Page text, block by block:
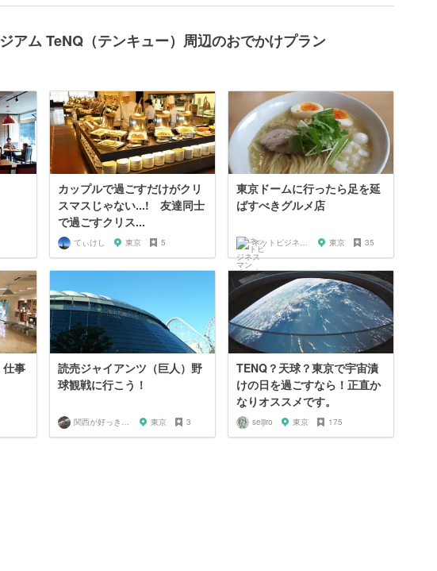
アム TeNQ（テンキュー）周辺のおでかけプラン
カップルで過ごすだけがクリ
スマスじゃない...! 友達同士
で過ごすクリス...
てぃけし 東京 5
東京ドームに行ったら足を延
ばすべきグルメ店
ネットビジネスマン shinobu 東京 35
仕事
読売ジャイアンツ（巨人）野
球観戦に行こう！
関西が好っきゃねん 東京 3
TENQ？天球？東京で宇宙漬
けの日を過ごすなら！正直か
なりオススメです。
seijiro 東京 175